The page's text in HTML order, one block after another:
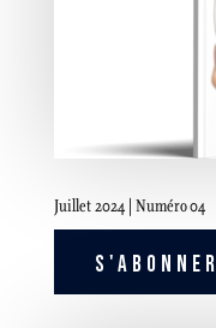
Juillet 2024 | Numéro 04
S'ABONNER